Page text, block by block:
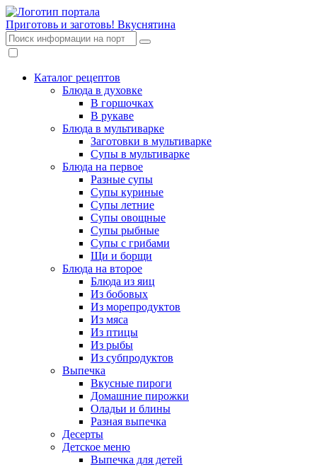
Приготовь и заготовь! Вкуснятина
Каталог рецептов
Блюда в духовке
В горшочках
В рукаве
Блюда в мультиварке
Заготовки в мультиварке
Супы в мультиварке
Блюда на первое
Разные супы
Супы куриные
Супы летние
Супы овощные
Супы рыбные
Супы с грибами
Щи и борщи
Блюда на второе
Блюда из яиц
Из бобовых
Из морепродуктов
Из мяса
Из птицы
Из рыбы
Из субпродуктов
Выпечка
Вкусные пироги
Домашние пирожки
Оладьи и блины
Разная выпечка
Десерты
Детское меню
Выпечка для детей